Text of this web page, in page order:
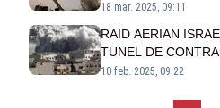
18 mar. 2025, 09:11
RAID AERIAN
TUNEL DE
HEZBOLLAH
10 feb. 2025, 09:22